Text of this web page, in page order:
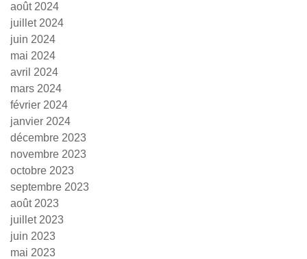
août 2024
juillet 2024
juin 2024
mai 2024
avril 2024
mars 2024
février 2024
janvier 2024
décembre 2023
novembre 2023
octobre 2023
septembre 2023
août 2023
juillet 2023
juin 2023
mai 2023